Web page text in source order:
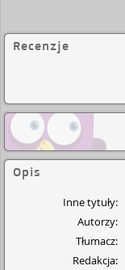
Recenzje
Opis
Inne tytuły:
Autorzy:
Tłumacz:
Redakcja: